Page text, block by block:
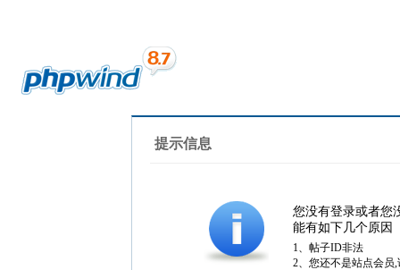
提示信息
您没有登录或者您
能有如下几个原因
1、帖子ID非法
2、您还不是站点会员